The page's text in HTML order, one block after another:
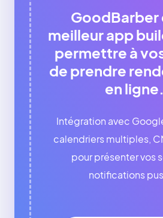
GoodBarber
meilleur app
permettre à
de prendre
en ligne.
Intégration avec
calendriers multiples,
pour présenter vos
notifications